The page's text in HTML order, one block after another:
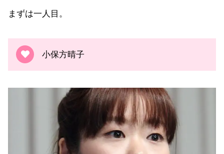
まずは一人目。
小保方晴子